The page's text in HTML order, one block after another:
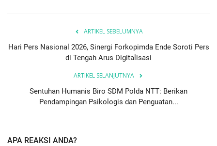
ARTIKEL SEBELUMNYA
Hari Pers Nasional 2026, Sinergi Forkopimda Ende Soroti Pers
di Tengah Arus Digitalisasi
ARTIKEL SELANJUTNYA
Sentuhan Humanis Biro SDM Polda NTT: Berikan
Pendampingan Psikologis dan Penguatan...
APA REAKSI ANDA?